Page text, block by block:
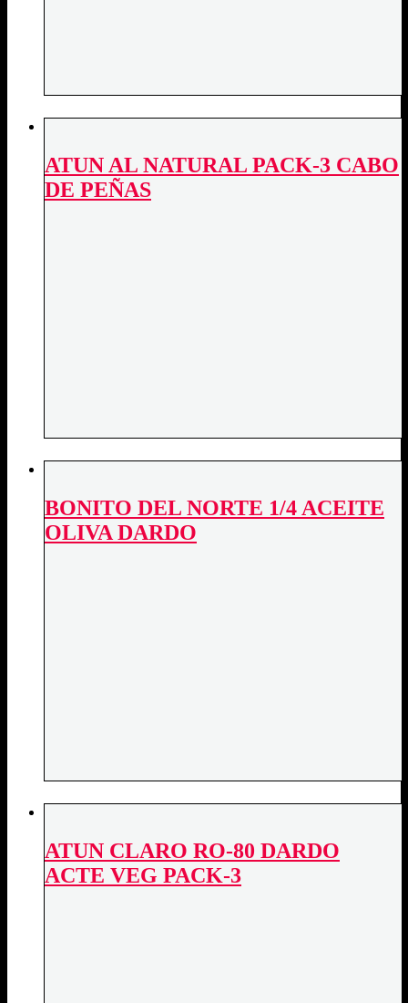
ATUN AL NATURAL PACK-3 CABO
DE PEÑAS
BONITO DEL NORTE 1/4 ACEITE
OLIVA DARDO
ATUN CLARO RO-80 DARDO
ACTE VEG PACK-3